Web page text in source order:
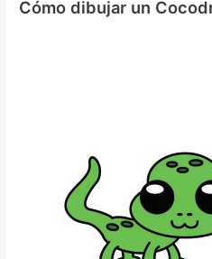
Cómo dibujar un